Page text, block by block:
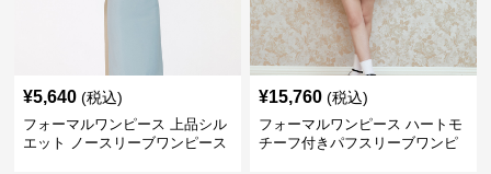
¥5,640 (税込)
フォーマルワンピース 上品シル
エット ノースリーブワンピース
¥15,760 (税込)
フォーマルワンピース ハートモ
チーフ付きパフスリーブワンピ